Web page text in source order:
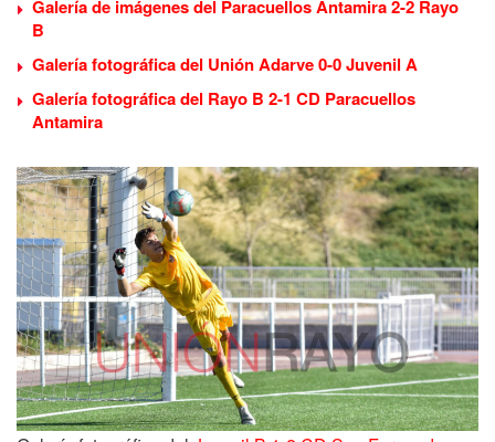
Galería de imágenes del Paracuellos Antamira 2-2 Rayo
B
Galería fotográfica del Unión Adarve 0-0 Juvenil A
Galería fotográfica del Rayo B 2-1 CD Paracuellos
Antamira